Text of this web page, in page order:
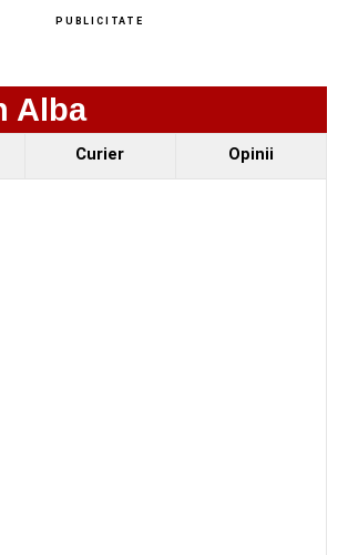
ani rănită grav, după ce a fost lovită de o
Greavilor din Gârbova
PUBLICITATE
Alba
Curier Opinii